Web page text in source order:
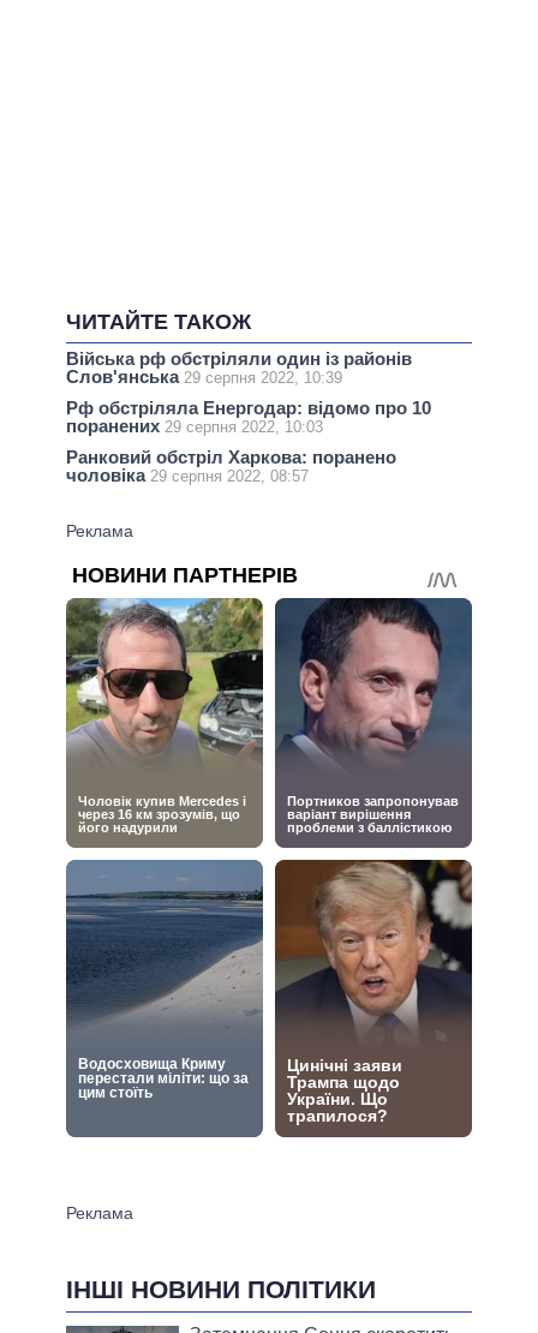
ЧИТАЙТЕ ТАКОЖ
Війська рф обстріляли один із районів
Слов'янська 29 серпня 2022, 10:39
Рф обстріляла Енергодар: відомо про 10
поранених 29 серпня 2022, 10:03
Ранковий обстріл Харкова: поранено
чоловіка 29 серпня 2022, 08:57
ІНШІ НОВИНИ ПОЛІТИКИ